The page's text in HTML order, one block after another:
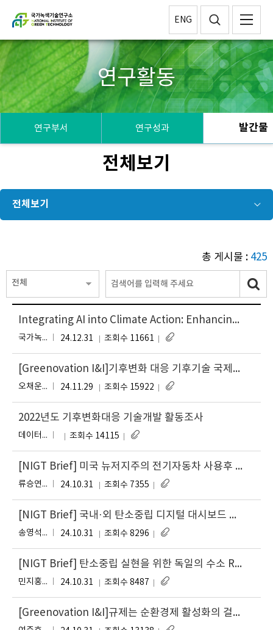
ENG
연구활동
연구부서 연구성과 발간물
전체보기
전체보기
총 게시물 : 425
전체
Integrating AI into Climate Action: Enhancing Climate Technology Capacity in Asia-Pacific Countries
국가녹색기술연구소, CTCN 24.12.31 조회수 11661
[Greenovation I&I]기후변화 대응 기후기술 국제협력 방향은? 유엔기후변화협약 기술 메커니즘을 통해 살펴본다
오채운 우아미 이종열 황정아 성지윤 김종윤 신종석 정용운 24.11.29 조회수 15922
2022년도 기후변화대응 기술개발 활동조사
데이터정보센터 조회수 14115
[NIGT Brief] 미국 뉴저지주의 전기자동차 사용후 배터리 관리 제도 도입 현황 및 시사점
류승연, 구지선, 문태현, 송인옥, 신현하, 여준호, 최고봉, 오지현 24.10.31 조회수 7355
[NIGT Brief] 국내·외 탄소중립 디지털 대시보드 구축 동향 및 시사점
송영석, 임종서, 박상현, 이천환, 염성찬 24.10.31 조회수 8296
[NIGT Brief] 탄소중립 실현을 위한 독일의 수소 R&D 전략: 수소 수입 전략과 시사점
민지홍, 손지희, 신종석 24.10.31 조회수 8487
[Greenovation I&I]규제는 순환경제 활성화의 걸림돌인가 디딤돌인가